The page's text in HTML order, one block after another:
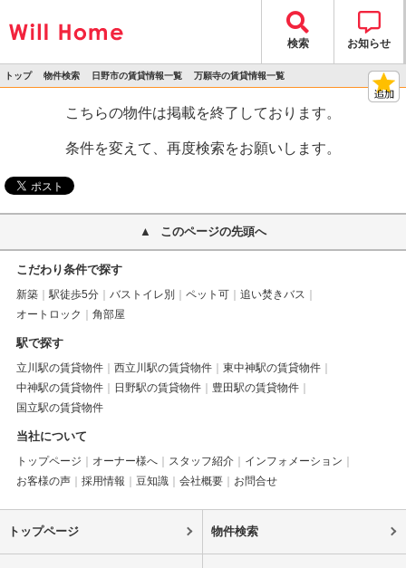
検索 お知らせ
トップ 物件検索 日野市の賃貸情報一覧 万願寺の賃貸情報一覧
こちらの物件は掲載を終了しております。
条件を変えて、再度検索をお願いします。
このページの先頭へ
こだわり条件で探す
新築 駅徒歩5分 バストイレ別 ペット可
追い焚きバス
オートロック
角部屋
駅で探す
立川駅の賃貸物件 西立川駅の賃貸物件
東中神駅の賃貸物件
中神駅の賃貸物件
日野駅の賃貸物件
豊田駅の賃貸物件
国立駅の賃貸物件
当社について
トップページ オーナー様へ スタッフ紹介
インフォメーション
お客様の声
採用情報 豆知識 会社概要 お問合せ
トップページ 物件検索